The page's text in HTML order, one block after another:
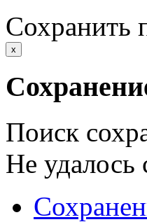
Сохранить
x
Поиск
Не удалось